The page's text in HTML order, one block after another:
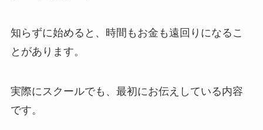
知らずに始めると、時間もお金も遠回りになるこ
とがあります。
実際にスクールでも、最初にお伝えしている内容
です。